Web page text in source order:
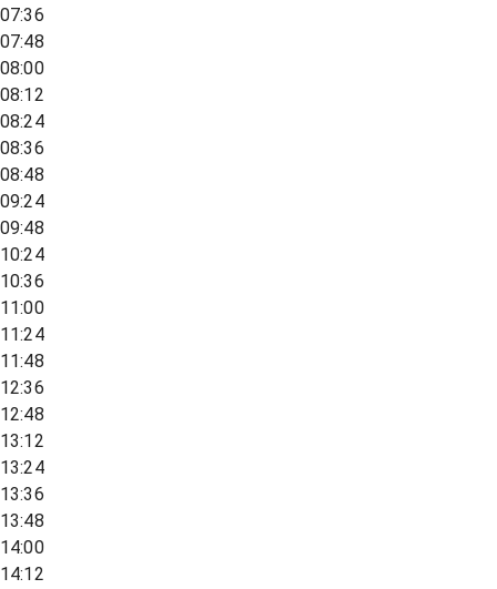
07:36
07:48
08:00
08:12
08:24
08:36
08:48
09:24
09:48
10:24
10:36
11:00
11:24
11:48
12:36
12:48
13:12
13:24
13:36
13:48
14:00
14:12